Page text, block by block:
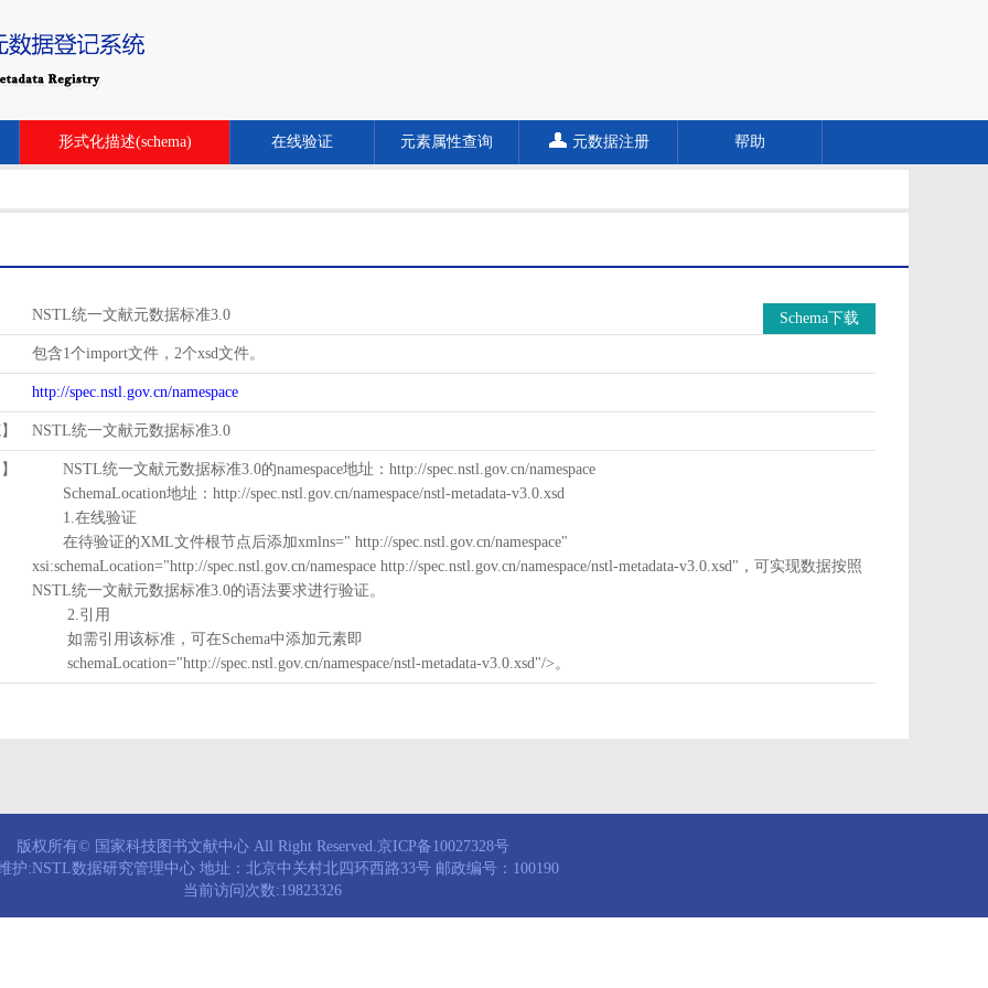
形式化描述(schema) 在线验证 元素属性查询 元数据注册 帮助
NSTL统一文献元数据标准3.0 Schema下载
包含1个import文件，2个xsd文件。
http://spec.nstl.gov.cn/namespace
NSTL统一文献元数据标准3.0
NSTL统一文献元数据标准3.0的namespace地址：http://spec.nstl.gov.cn/namespace
SchemaLocation地址：http://spec.nstl.gov.cn/namespace/nstl-metadata-v3.0.xsd
1.在线验证
在待验证的XML文件根节点后添加xmlns=" http://spec.nstl.gov.cn/namespace"
xsi:schemaLocation="http://spec.nstl.gov.cn/namespace http://spec.nstl.gov.cn/namespace/nstl-metadata-v3.0.xsd"，可实现数据按照
NSTL统一文献元数据标准3.0的语法要求进行验证。
2.引用
如需引用该标准，可在Schema中添加元素即
schemaLocation="http://spec.nstl.gov.cn/namespace/nstl-metadata-v3.0.xsd"/>。
版权所有© 国家科技图书文献中心 All Right Reserved.京ICP备10027328号
护:NSTL数据研究管理中心 地址：北京中关村北四环西路33号 邮政编号：100190
当前访问次数:19823326